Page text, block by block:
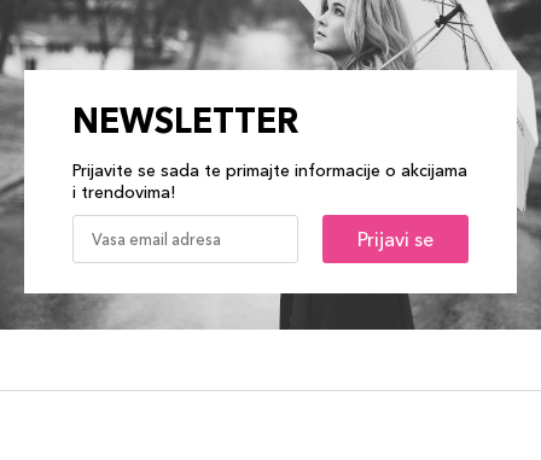
NEWSLETTER
Prijavite se sada te primajte informacije o akcijama
i trendovima!
Prijavi se